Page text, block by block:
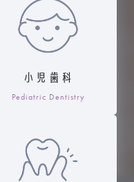
小児歯科
Pediatric Dentistry